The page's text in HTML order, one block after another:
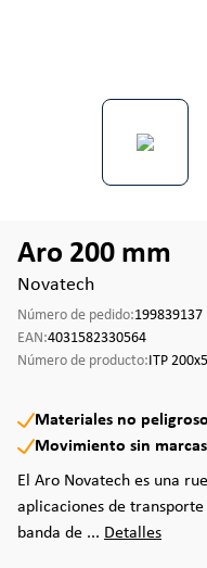
Aro 200 mm
Novatech
Número de pedido:199839137
EAN:4031582330564
Número de producto:ITP
Materiales no
Movimiento sin marcas
El Aro Novatech es una
aplicaciones de
banda de ... Detalles